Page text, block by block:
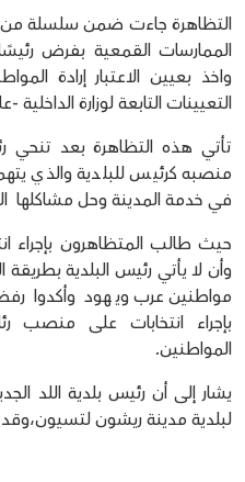
التظاهرة جاءت ضمن سلسلة من
الممارسات القمعية بفرض
واخذ بعيين الاعتبار إرادة
التعيينات التابعة لوزارة
تأتي هذه التظاهرة بعد تنحي
منصبه كرئيس للبلدية والذي
في خدمة المدينة وحل مشاكلها
حيث طالب المتظاهرون بإجراء
وأن لا يأتي رئيس البلدية بطريقة
مواطنين عرب ويهود وأكدوا
بإجراء انتخابات على منصب
المواطنين.
يشار إلى أن رئيس بلدية اللد
لبلدية مدينة ريشون لتسيون،وقد